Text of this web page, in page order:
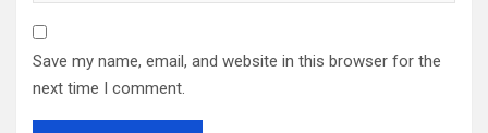
Save my name, email, and website in this browser for the
next time I comment.